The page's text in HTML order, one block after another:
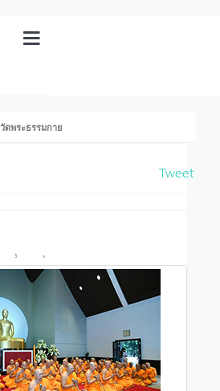
วัดพระธรรมกาย
Tweet
5 »